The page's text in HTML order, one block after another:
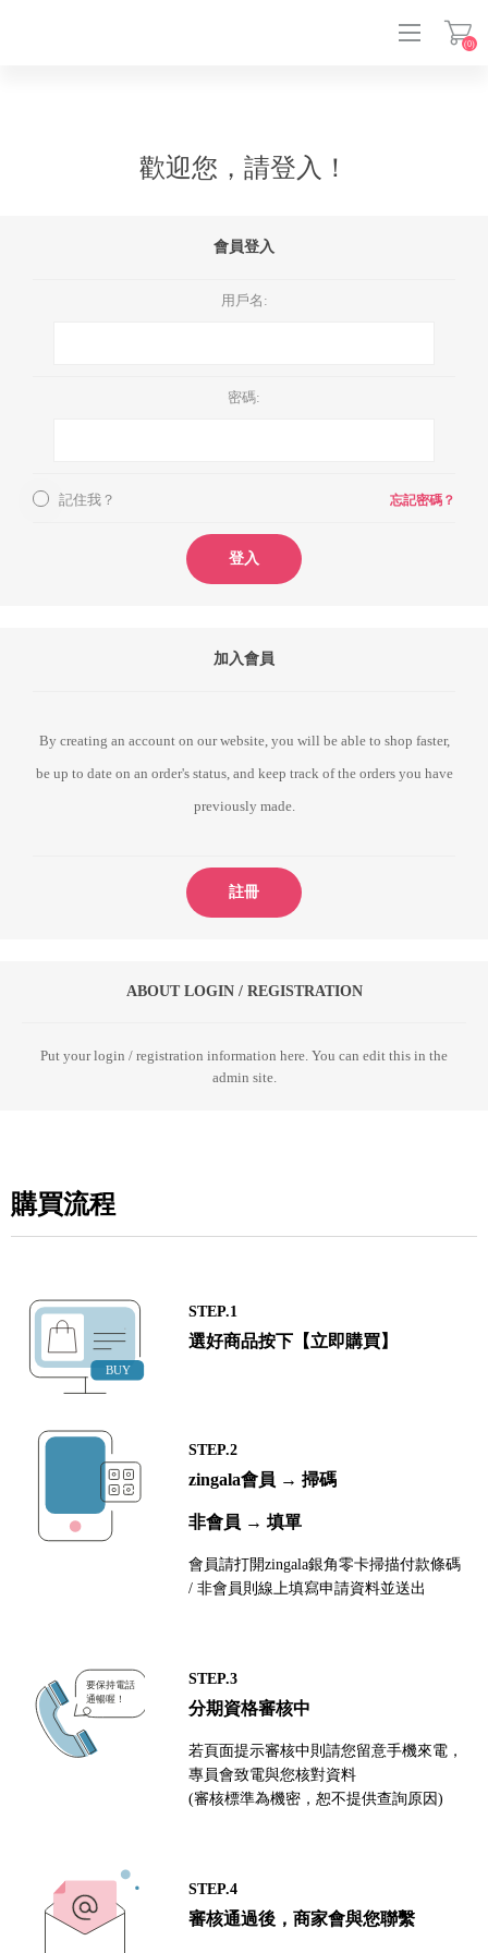
(0)
歡迎您，請登入！
會員登入
用戶名:
密碼:
記住我？ 忘記密碼？
登入
加入會員
By creating an account on our website, you will be able to shop faster,
be up to date on an order's status, and keep track of the orders you have
previously made.
註冊
ABOUT LOGIN / REGISTRATION
Put your login / registration information here. You can edit this in the
admin site.
購買流程
STEP.1
選好商品按下【立即購買】
STEP.2
zingala會員 → 掃碼
非會員 → 填單
會員請打開zingala銀角零卡掃描付款條碼
/ 非會員則線上填寫申請資料並送出
STEP.3
分期資格審核中
若頁面提示審核中則請您留意手機來電，
專員會致電與您核對資料
(審核標準為機密，恕不提供查詢原因)
STEP.4
審核通過後，商家會與您聯繫